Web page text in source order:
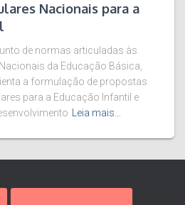
Nacionais para a
de normas articuladas às
da Educação Básica,
a formulação de propostas
para a Educação Infantil e
Leia mais…